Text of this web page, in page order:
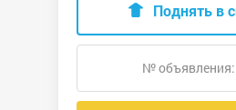
Поднять в
№